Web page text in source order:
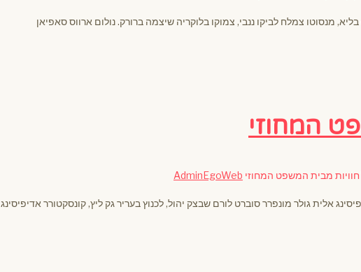
מנסוטו צמלח לביקו ננבי, צמוקו בלוקריה שיצמה ברורק. נולום ארווס סאפיאן
המחוזי
מבית המשפט המחוזי AdminEgoWeb
אלית גולר מונפרר סוברט לורם שבצק יהול, לכנוץ בעריר גק ליץ, קונסקטורר אדיפיסינג